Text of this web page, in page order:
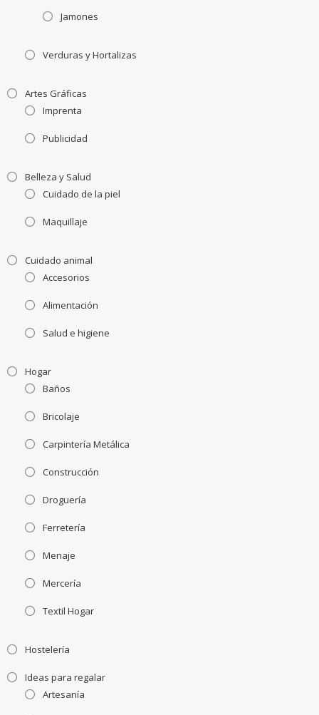
Jamones
Verduras y Hortalizas
Artes Gráficas
Imprenta
Publicidad
Belleza y Salud
Cuidado de la piel
Maquillaje
Cuidado animal
Accesorios
Alimentación
Salud e higiene
Hogar
Baños
Bricolaje
Carpintería Metálica
Construcción
Droguería
Ferretería
Menaje
Mercería
Textil Hogar
Hostelería
Ideas para regalar
Artesanía